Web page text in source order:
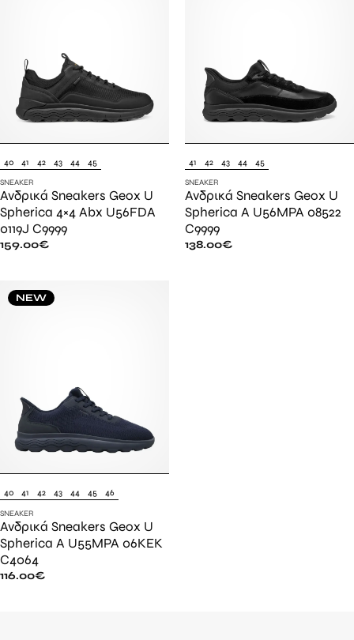
40 41 42 43 44 45
SNEAKER
Ανδρικά Sneakers Geox U
Spherica 4×4 Abx U56FDA
0119J C9999
159.00€
41 42 43 44 45
SNEAKER
Ανδρικά Sneakers Geox U
Spherica A U56MPA 08522
C9999
138.00€
NEW
40 41 42 43 44 45 46
SNEAKER
Ανδρικά Sneakers Geox U
Spherica A U55MPA 06KEK
C4064
116.00€